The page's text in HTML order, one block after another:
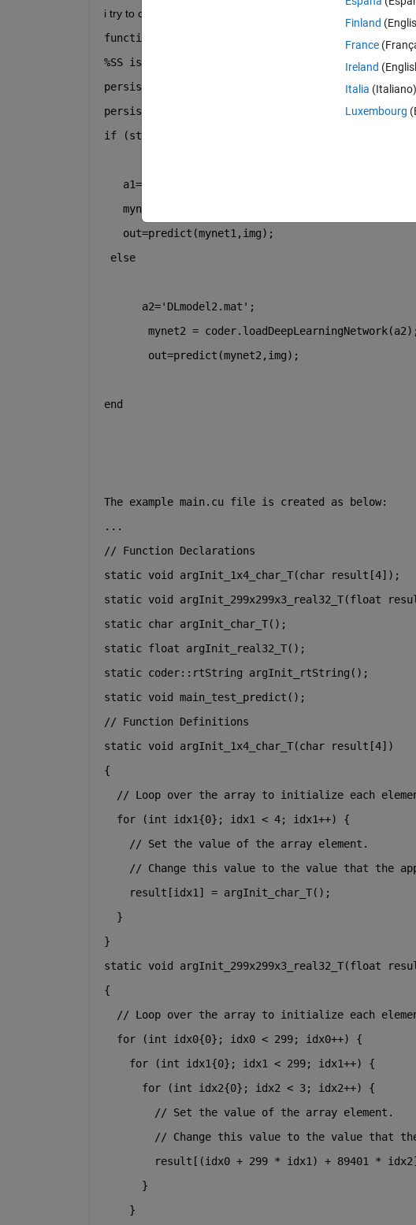
i try to compile the Nivida exectuable file using the matlab
function
%SS is a string type e.g.  SS="ABCD";
persistent mynet1;
persistent
if
(strncmp(SS,
   a1=
'DLmodel1.mat'
   mynet1 = coder.loadDeepLearningNetwork(a1);
   out=predict(mynet1,img);
else
      a2=
'DLmodel2.mat' ;
       mynet2 = coder.loadDeepLearningNetwork(a2);
       out=predict(mynet2,img);
end
The example main.cu file is created as below:
...
// Function Declarations
static void argInit_1x4_char_T(char result[4]);
static void argInit_299x299x3_real32_T(float
static char argInit_char_T();
static float argInit_real32_T();
static coder::rtString argInit_rtString();
static void main_test_predict();
// Function Definitions
static void argInit_1x4_char_T(char result[4])
{
// Loop over the array to initialize each
for (int idx1{0}; idx1 < 4; idx1++) {
// Set the value of the array element.
// Change this value to the value that the
    result[idx1] = argInit_char_T();
  }
}
static void argInit_299x299x3_real32_T(float
{
// Loop over the array to initialize each
for (int idx0{0}; idx0 < 299; idx0++) {
for (int idx1{0}; idx1 < 299; idx1++) {
for (int idx2{0}; idx2 < 3; idx2++) {
// Set the value of the array element.
// Change this value to the value that
result[(idx0 + 299 * idx1) + 89401 *
      }
    }
Finland
France
Ireland
Italia (Italiano)
Luxembourg